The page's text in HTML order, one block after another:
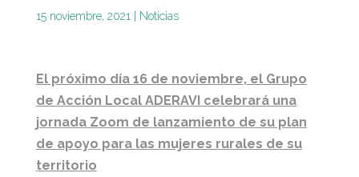
15 noviembre, 2021 Noticias
El próximo día 16 de noviembre, el Grupo
de Acción Local ADERAVI celebrará una
jornada Zoom de lanzamiento de su plan
de apoyo para las mujeres rurales de su
territorio